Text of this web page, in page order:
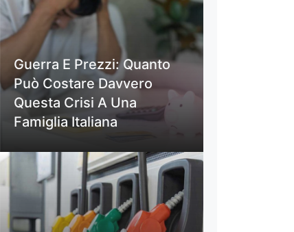
Guerra E Prezzi: Quanto
Può Costare Davvero
Questa Crisi A Una
Famiglia Italiana